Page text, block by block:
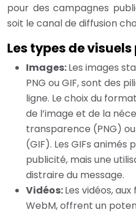
pour des campagnes
soit le canal de diffusion
Les types de
Images:Les images
PNG ou GIF, sont des
ligne. Le choix du
de l’image et de la
transparence (PNG)
(GIF). Les GIFs
publicité, mais une
distraire du message.
Vidéos:Les vidéos,
WebM, offrent un